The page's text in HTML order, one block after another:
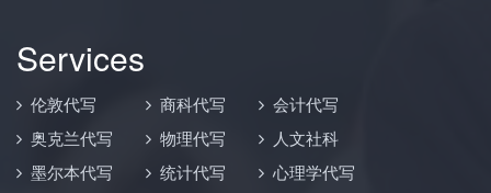
Services
伦敦代写
奥克兰代写
墨尔本代写
商科代写
物理代写
统计代写
会计代写
人文社科
心理学代写